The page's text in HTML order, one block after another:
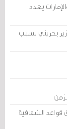
يهدد
بحريني بسبب
الشفافية